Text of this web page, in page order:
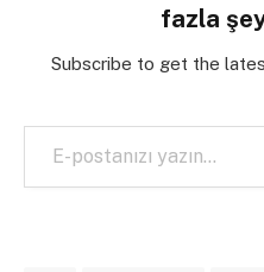
fazla
Subscribe to get the
E-postanızı yazın…